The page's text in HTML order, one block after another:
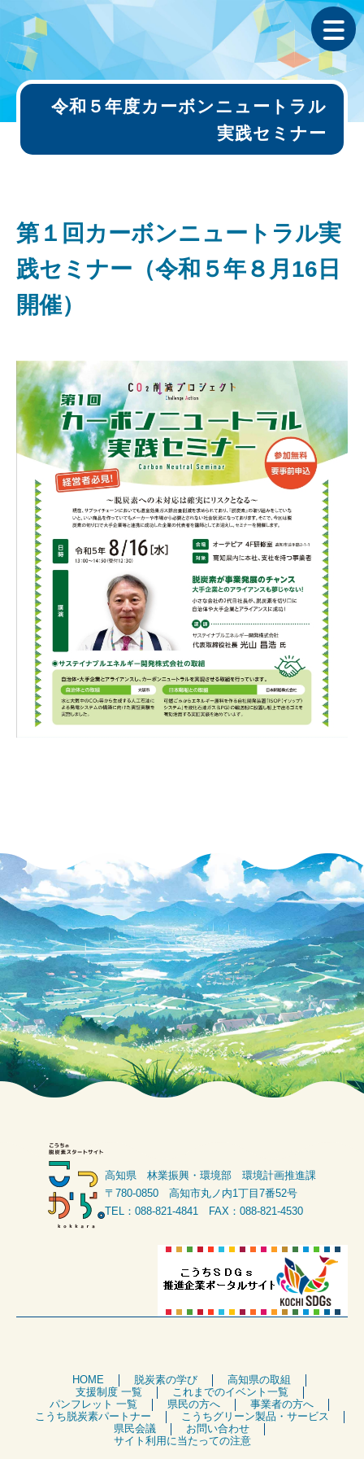
令和５年度カーボンニュートラル
実践セミナー
第１回カーボンニュートラル実
践セミナー（令和５年８月16日
開催）
高知県 林業振興・環境部 環境計画推進課
〒780-0850 高知市丸ノ内1丁目7番52号
TEL：088-821-4841 FAX：088-821-4530
HOME 脱炭素の学び
高知県の取組
支援制度 一覧
これまでのイベント一覧
パンフレット 一覧
県民の方へ
事業者の方へ
こうち脱炭素パートナー
こうちグリーン製品・サービス
県民会議
お問い合わせ
サイト利用に当たっての注意